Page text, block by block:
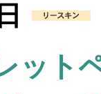
ット